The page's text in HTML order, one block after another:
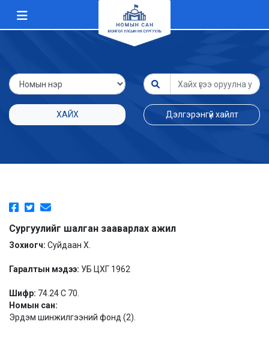
ХАЙХ Дэлгэрэнгүй хайлт
Сургуулийг шалган зааварлах ажил
Зохиогч: Суйдаан Х.
Гаралтын мэдээ: УБ ЦХГ 1962
Шифр: 74.24 С 70.
Номын сан:
Эрдэм шинжилгээний фонд (2).